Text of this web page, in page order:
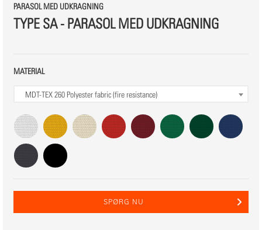
PARASOL MED UDKRAGNING
TYPE SA - PARASOL MED UDKRAGNING
MATERIAL
MDT-TEX 260 Polyester fabric (fire resistance)
SPØRG NU